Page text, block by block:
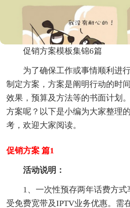
促销方案模板集锦6篇
为了确保工作或事情顺利进
制定方案，方案是阐明行动的时
效果，预算及方法等的书面计划
方案呢？以下是小编为大家整理
考，欢迎大家阅读。
促销方案 篇1
活动说明：
1、一次性预存两年话费方
受免费宽带及IPTV业务优惠。需